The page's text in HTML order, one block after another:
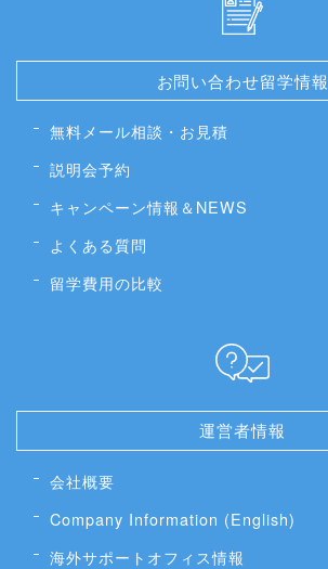
お問い合わせ留学情報
無料メール相談・お見積
説明会予約
キャンペーン情報＆NEWS
よくある質問
留学費用の比較
運営者情報
会社概要
Company Information (English)
海外サポートオフィス情報